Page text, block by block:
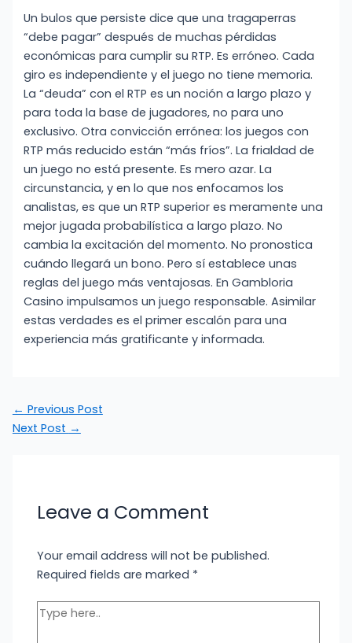
Un bulos que persiste dice que una tragaperras
“debe pagar” después de muchas pérdidas
económicas para cumplir su RTP. Es erróneo. Cada
giro es independiente y el juego no tiene memoria.
La “deuda” con el RTP es un noción a largo plazo y
para toda la base de jugadores, no para uno
exclusivo. Otra convicción errónea: los juegos con
RTP más reducido están “más fríos”. La frialdad de
un juego no está presente. Es mero azar. La
circunstancia, y en lo que nos enfocamos los
analistas, es que un RTP superior es meramente una
mejor jugada probabilística a largo plazo. No
cambia la excitación del momento. No pronostica
cuándo llegará un bono. Pero sí establece unas
reglas del juego más ventajosas. En Gambloria
Casino impulsamos un juego responsable. Asimilar
estas verdades es el primer escalón para una
experiencia más gratificante y informada.
← Previous Post
Next Post →
Leave a Comment
Your email address will not be published.
Required fields are marked *
Type